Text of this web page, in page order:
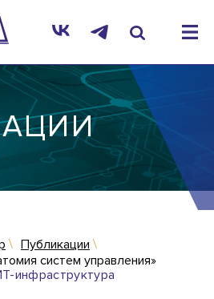
Публикации
систем управления»
инфраструктура